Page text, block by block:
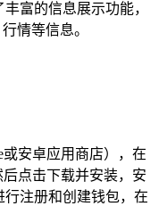
富的信息展示功能，
情等信息。
安卓应用商店），在
后点击下载并安装，安
注册和创建钱包，在